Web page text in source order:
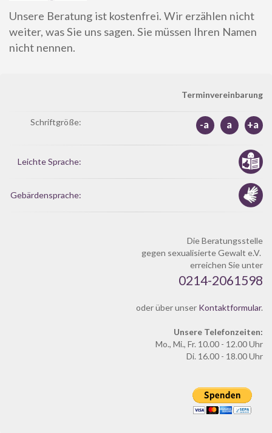
Unsere Beratung ist kostenfrei. Wir erzählen nicht
weiter, was Sie uns sagen. Sie müssen Ihren Namen
nicht nennen.
Terminvereinbarung
Schriftgröße: +a
a
-a
Leichte Sprache:
Gebärdensprache:
Die Beratungsstelle
gegen sexualisierte Gewalt e.V.
erreichen Sie unter
0214-2061598
oder über unser Kontaktformular.
Unsere Telefonzeiten:
Mo., Mi., Fr. 10.00 - 12.00 Uhr
Di. 16.00 - 18.00 Uhr